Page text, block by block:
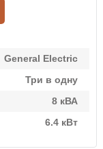
General Electric
Три в одну
8 кВА
6.4 кВт